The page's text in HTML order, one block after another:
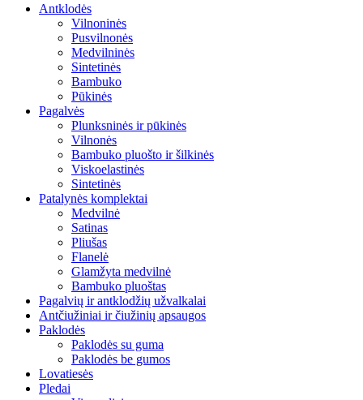
Antklodės
Vilnoninės
Pusvilnonės
Medvilninės
Sintetinės
Bambuko
Pūkinės
Pagalvės
Plunksninės ir pūkinės
Vilnonės
Bambuko pluošto ir šilkinės
Viskoelastinės
Sintetinės
Patalynės komplektai
Medvilnė
Satinas
Pliušas
Flanelė
Glamžyta medvilnė
Bambuko pluoštas
Pagalvių ir antklodžių užvalkalai
Antčiužiniai ir čiužinių apsaugos
Paklodės
Paklodės su guma
Paklodės be gumos
Lovatiesės
Pledai